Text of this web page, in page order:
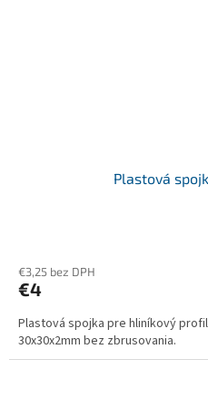
Plastová
€3,25 bez DPH
€4
Plastová spojka pre hliníkový profil
30x30x2mm bez zbrusovania.